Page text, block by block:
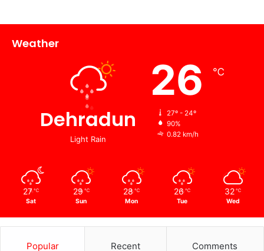
Weather
Dehradun
Light Rain
26 ℃
27º - 24º
90%
0.82 km/h
27 ℃
Sat
29 ℃
Sun
28 ℃
Mon
26 ℃
Tue
32 ℃
Wed
Popular Recent Comments